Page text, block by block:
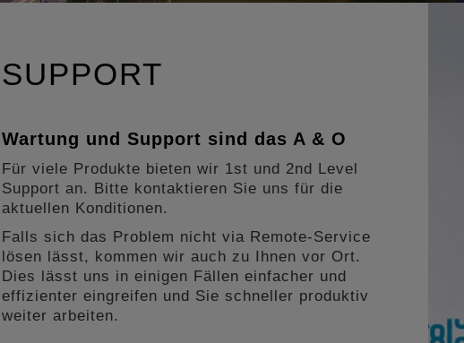
SUPPORT
Wartung und Support sind das A & O
Für viele Produkte bieten wir 1st und 2nd Level
Support an. Bitte kontaktieren Sie uns für die
aktuellen Konditionen.
Falls sich das Problem nicht via Remote-Service
lösen lässt, kommen wir auch zu Ihnen vor Ort.
Dies lässt uns in einigen Fällen einfacher und
effizienter eingreifen und Sie schneller produktiv
weiter arbeiten.